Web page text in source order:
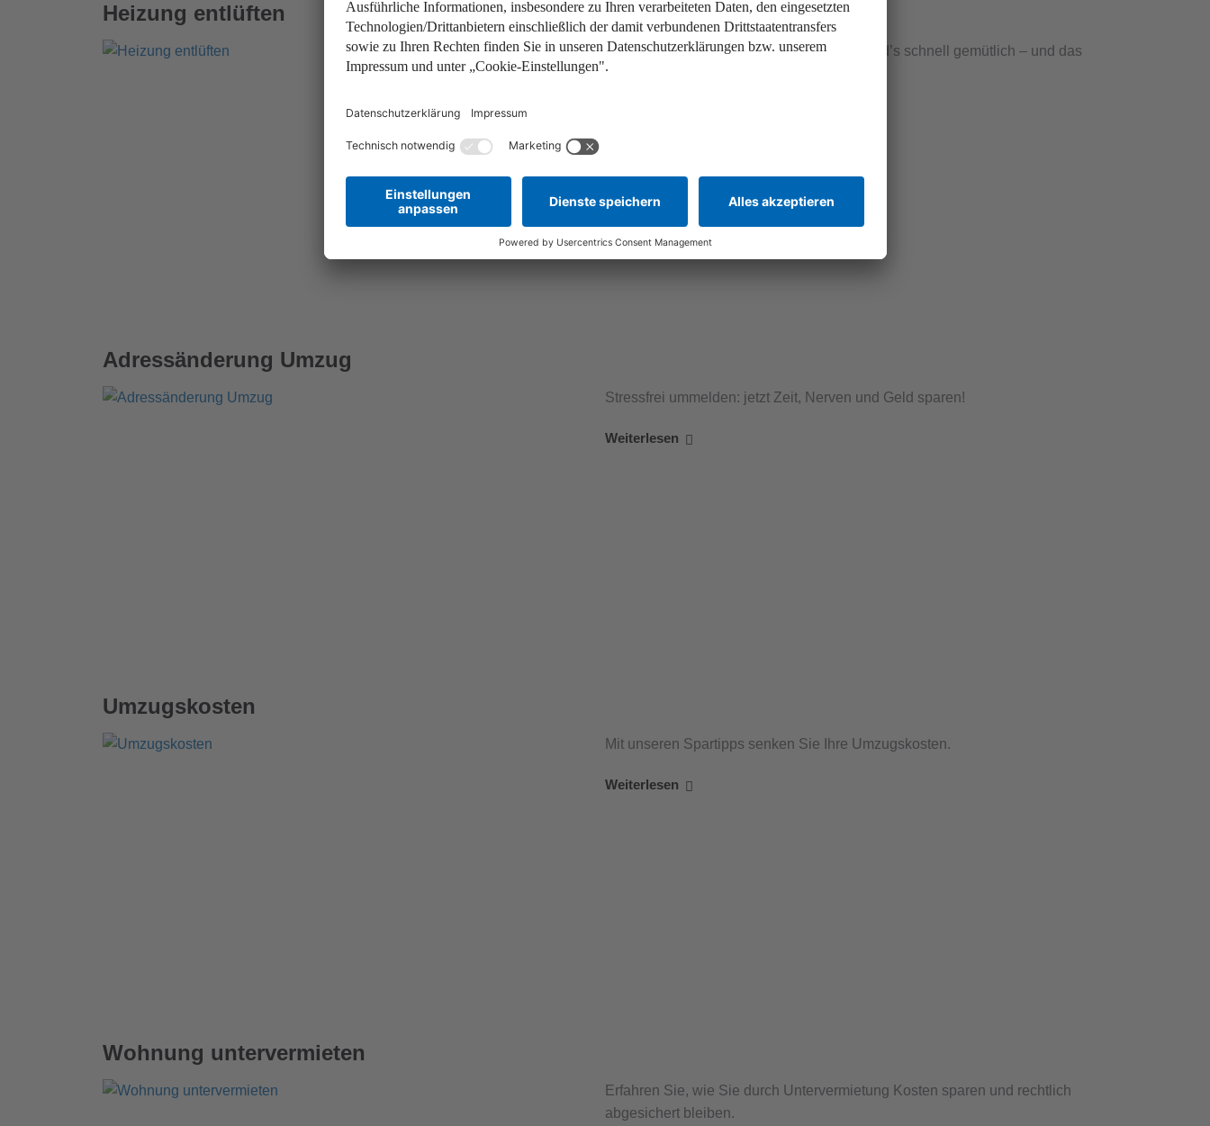
Heizung entlüften
Wärme kommt nicht an? Mit einem Trick wird’s schnell gemütlich – und das
spart bares Geld.
Adressänderung Umzug
Stressfrei ummelden: jetzt Zeit, Nerven und Geld sparen!
Weiterlesen
Umzugskosten
Mit unseren Spartipps senken Sie Ihre Umzugskosten.
Weiterlesen
Wohnung untervermieten
Erfahren Sie, wie Sie durch Untervermietung Kosten sparen und rechtlich
abgesichert bleiben.